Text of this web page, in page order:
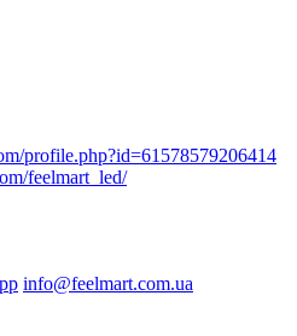
profile.php?id=61578579206414
feelmart_led/
info@feelmart.com.ua